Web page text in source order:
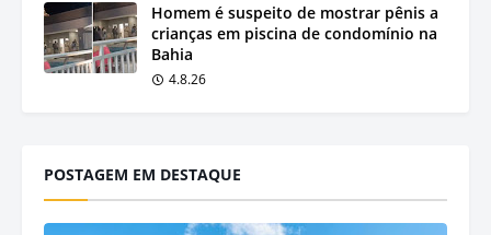
Homem é suspeito de mostrar pênis a
crianças em piscina de condomínio na
Bahia
4.8.26
POSTAGEM EM DESTAQUE